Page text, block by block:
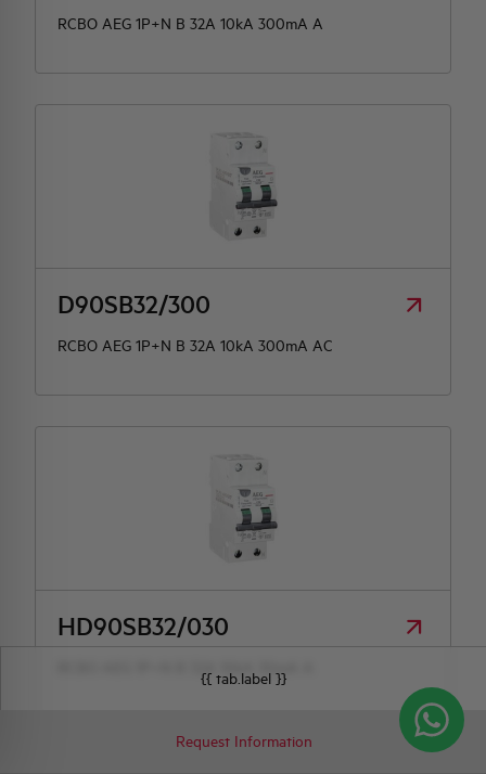
{{ tab.label }}
Request Information
RCBO AEG 1P+N B 32A 10kA 300mA A
D90SB32/300
RCBO AEG 1P+N B 32A 10kA 300mA AC
HD90SB32/030